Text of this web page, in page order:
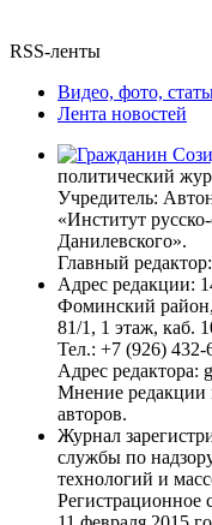
RSS-ленты
Видео, фото,
Лента новостей
политический
Учредитель:
«Институт
Данилевского».
Главный
Адрес редакции:
Фоминский
81/1, 1 этаж, каб.
Тел.: +7 (926)
Адрес редактора:
Мнение редакции
авторов.
Журнал
службы по
технологий и